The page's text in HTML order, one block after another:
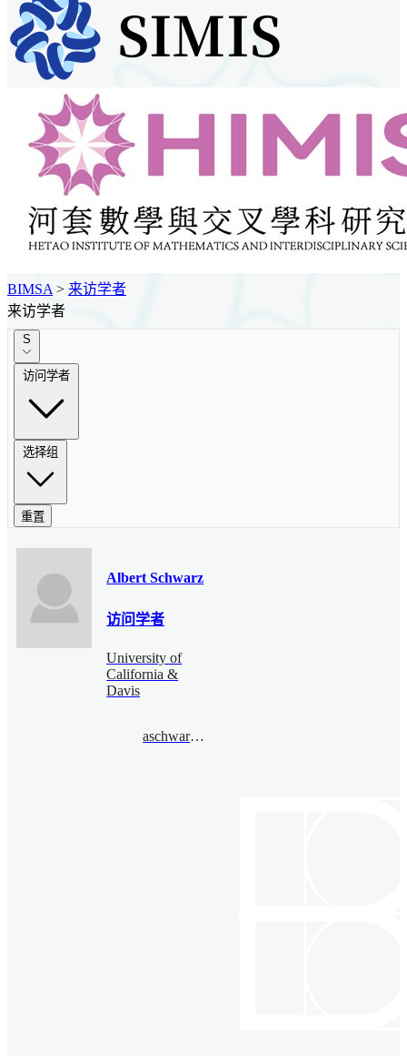
BIMSA > 来访学者
来访学者
S
访问学者
选择组
重置
Albert Schwarz
访问学者
University of
California &
Davis
aschwarz@gmail.com